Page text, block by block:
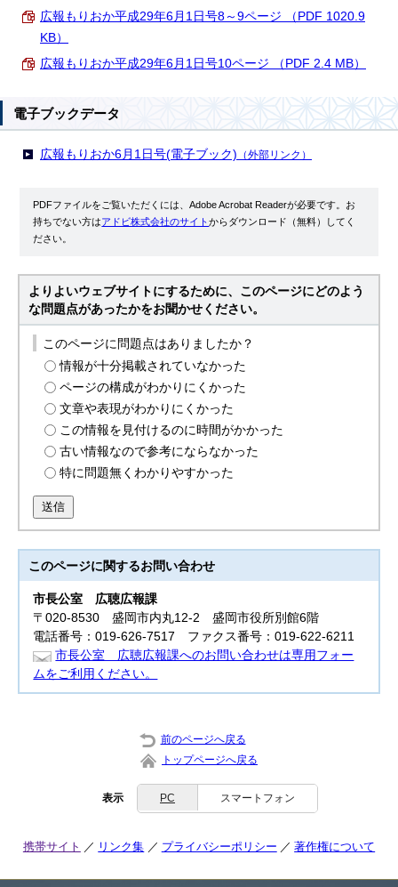
広報もりおか平成29年6月1日号8～9ページ （PDF 1020.9
KB）
広報もりおか平成29年6月1日号10ページ （PDF 2.4 MB）
電子ブックデータ
広報もりおか6月1日号(電子ブック) （外部リンク）
PDFファイルをご覧いただくには、Adobe Acrobat Readerが必要です。お
持ちでない方はアドビ株式会社のサイトからダウンロード（無料）してく
ださい。
よりよいウェブサイトにするために、このページにどのよう
な問題点があったかをお聞かせください。
このページに問題点はありましたか？
情報が十分掲載されていなかった
ページの構成がわかりにくかった
文章や表現がわかりにくかった
この情報を見付けるのに時間がかかった
古い情報なので参考にならなかった
特に問題無くわかりやすかった
送信
このページに関するお問い合わせ
市長公室 広聴広報課
〒020-8530 盛岡市内丸12-2 盛岡市役所別館6階
電話番号：019-626-7517 ファクス番号：019-622-6211
市長公室 広聴広報課へのお問い合わせは専用フォー
ムをご利用ください。
前のページへ戻る
トップページへ戻る
表示 PC スマートフォン
携帯サイト リンク集 プライバシーポリシー 著作権について